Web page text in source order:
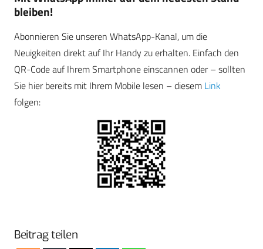
bleiben!
Abonnieren Sie unseren WhatsApp-Kanal, um die
Neuigkeiten direkt auf Ihr Handy zu erhalten. Einfach den
QR-Code auf Ihrem Smartphone einscannen oder – sollten
Sie hier bereits mit Ihrem Mobile lesen – diesem Link
folgen:
Beitrag teilen